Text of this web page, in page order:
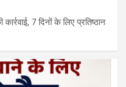
7 दिनों के लिए प्रतिष्ठान